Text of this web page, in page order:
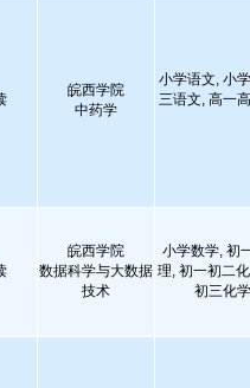
皖西学院
中药学
小学语文, 小
三语文, 高一
皖西学院
数据科学与大数据
技术
小学数学, 初
理, 初一初二
初三化